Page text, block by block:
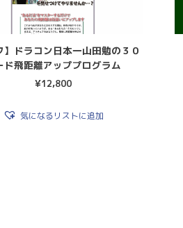
】ドラコン日本一山田勉の３０
ド飛距離アッププログラム
¥12,800
気になるリストに追加